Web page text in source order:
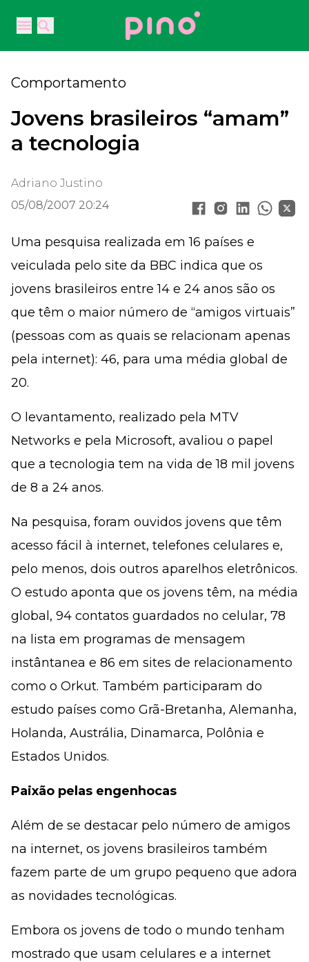
Open main menu
Open main menu
Your Company
Comportamento
Jovens brasileiros “amam”
a tecnologia
Adriano Justino
05/08/2007 20:24
Uma pesquisa realizada em 16 países e
veiculada pelo site da BBC indica que os
jovens brasileiros entre 14 e 24 anos são os
que têm o maior número de “amigos virtuais”
(pessoas com as quais se relacionam apenas
pela internet): 46, para uma média global de
20.
O levantamento, realizado pela MTV
Networks e pela Microsoft, avaliou o papel
que a tecnologia tem na vida de 18 mil jovens
de 8 a 24 anos.
Na pesquisa, foram ouvidos jovens que têm
acesso fácil à internet, telefones celulares e,
pelo menos, dois outros aparelhos eletrônicos.
O estudo aponta que os jovens têm, na média
global, 94 contatos guardados no celular, 78
na lista em programas de mensagem
instântanea e 86 em sites de relacionamento
como o Orkut. Também participaram do
estudo países como Grã-Bretanha, Alemanha,
Holanda, Austrália, Dinamarca, Polônia e
Estados Unidos.
Paixão pelas engenhocas
Além de se destacar pelo número de amigos
na internet, os jovens brasileiros também
fazem parte de um grupo pequeno que adora
as novidades tecnológicas.
Embora os jovens de todo o mundo tenham
mostrado que usam celulares e a internet